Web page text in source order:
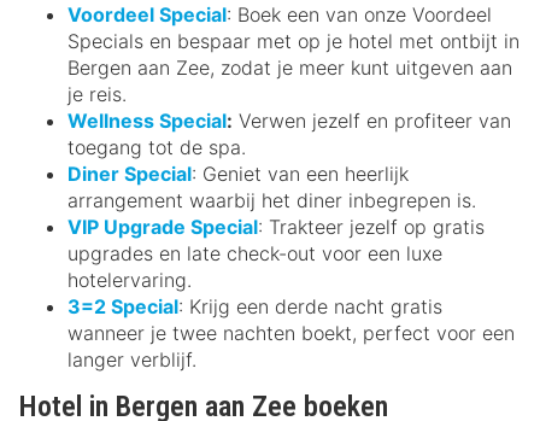
Voordeel Special: Boek een van onze Voordeel
Specials en bespaar met op je hotel met ontbijt in
Bergen aan Zee, zodat je meer kunt uitgeven aan
je reis.
Wellness Special: Verwen jezelf en profiteer van
toegang tot de spa.
Diner Special: Geniet van een heerlijk
arrangement waarbij het diner inbegrepen is.
VIP Upgrade Special: Trakteer jezelf op gratis
upgrades en late check-out voor een luxe
hotelervaring.
3=2 Special: Krijg een derde nacht gratis
wanneer je twee nachten boekt, perfect voor een
langer verblijf.
Hotel in Bergen aan Zee boeken